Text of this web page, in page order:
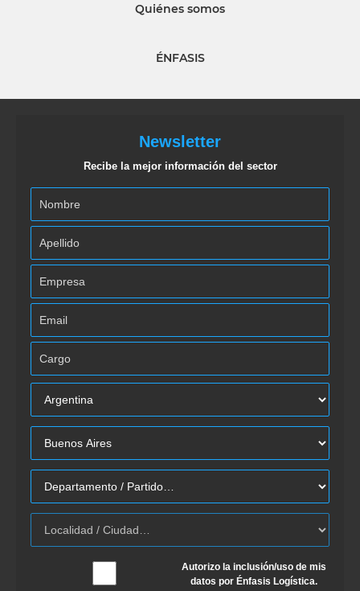
Quiénes somos
ÉNFASIS
Newsletter
Recibe la mejor información del sector
Autorizo la inclusión/uso de mis
datos por Énfasis Logística.